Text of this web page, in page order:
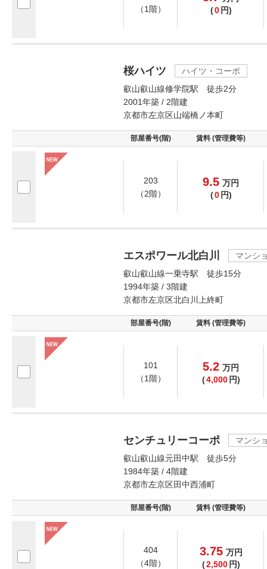
（1階）
(0 円)
桜ハイツ
ハイツ・コーポ
叡山叡山線修学院駅 徒歩2分
2001年築 / 2階建
京都市左京区山端橋ノ本町
部屋番号(階) 賃料 (管理費等)
203
（2階）
9.5 万円
(0 円)
エスポワール北白川
マンシ
叡山叡山線一乗寺駅 徒歩15分
1994年築 / 3階建
京都市左京区北白川上終町
部屋番号(階) 賃料 (管理費等)
101
（1階）
5.2 万円
(4,000 円)
センチュリーコーポ
マンシ
叡山叡山線元田中駅 徒歩5分
1984年築 / 4階建
京都市左京区田中西浦町
部屋番号(階) 賃料 (管理費等)
404
（4階）
3.75 万円
(2,500 円)